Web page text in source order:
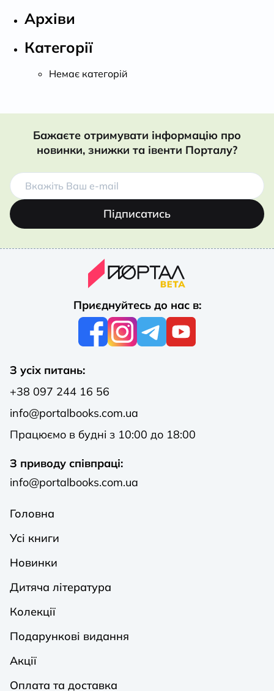
Архіви
Категорії
Немає категорій
Бажаєте отримувати інформацію про
новинки, знижки та івенти Порталу?
Підписатись
Приєднуйтесь до нас в:
З усіх питань:
+38 097 244 16 56
info@portalbooks.com.ua
Працюємо в будні з 10:00 до 18:00
З приводу співпраці:
info@portalbooks.com.ua
Головна
Усі книги
Новинки
Дитяча література
Колекції
Подарункові видання
Акції
Оплата та доставка